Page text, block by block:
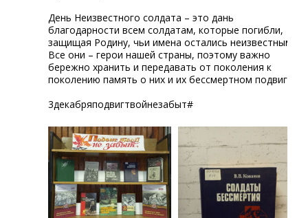
День Неизвестного солдата – это дань
благодарности всем солдатам, которые погибли,
защищая Родину, чьи имена остались неизвестными.
Все они – герои нашей страны, поэтому важно
бережно хранить и передавать от поколения к
поколению память о них и их бессмертном подвиге.
3декабряподвигтвойнезабыт#